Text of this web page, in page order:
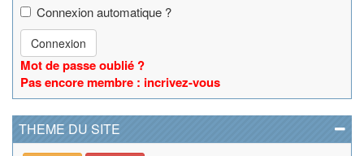
Connexion automatique ?
Connexion
Mot de passe oublié ?
Pas encore membre : incrivez-vous
THEME DU SITE